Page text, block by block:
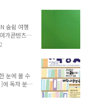
치고 정식
디자이너
는 사람들
그냥 있는
◀ [챕터 1.
면서 괜히
숨쉼 여행
가콘텐츠제
가
📚 이야
로 162
그램
눈에 볼 수
에 독자 분들
7~9시장소